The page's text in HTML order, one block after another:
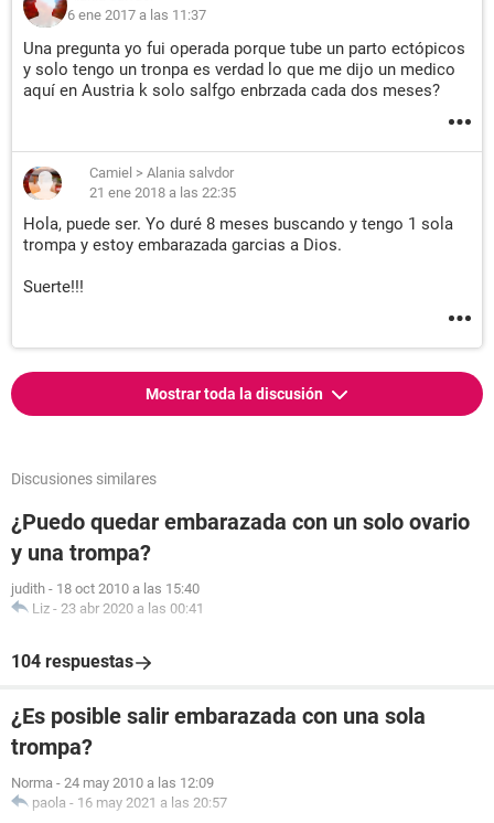
6 ene 2017 a las 11:37
Una pregunta yo fui operada porque tube un parto ectópicos
y solo tengo un tronpa es verdad lo que me dijo un medico
aquí en Austria k solo salfgo enbrzada cada dos meses?
Camiel > Alania salvdor
21 ene 2018 a las 22:35
Hola, puede ser. Yo duré 8 meses buscando y tengo 1 sola
trompa y estoy embarazada garcias a Dios.
Suerte!!!
Mostrar toda la discusión
Discusiones similares
¿Puedo quedar embarazada con un solo ovario
y una trompa?
judith - 18 oct 2010 a las 15:40
Liz - 23 abr 2020 a las 00:41
104 respuestas
¿Es posible salir embarazada con una sola
trompa?
Norma - 24 may 2010 a las 12:09
paola - 16 may 2021 a las 20:57